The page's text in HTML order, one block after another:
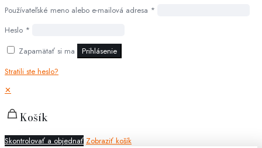
Používateľské meno alebo e-mailová adresa *
Heslo *
Zapamätať si ma
Prihlásenie
Stratili ste heslo?
✕
Košík
Skontrolovať a objednať Zobraziť košík